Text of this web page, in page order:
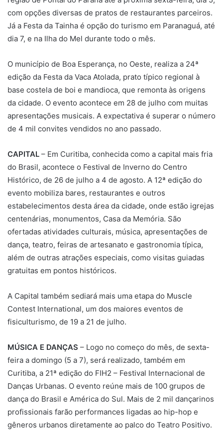
com opções diversas de pratos de restaurantes parceiros.
Já a Festa da Tainha é opção do turismo em Paranaguá, até
dia 7, e na Ilha do Mel durante todo o mês.
O município de Boa Esperança, no Oeste, realiza a 24ª
edição da Festa da Vaca Atolada, prato típico regional à
base costela de boi e mandioca, que remonta às origens
da cidade. O evento acontece em 28 de julho com muitas
apresentações musicais. A expectativa é superar o número
de 4 mil convites vendidos no ano passado.
CAPITAL – Em Curitiba, conhecida como a capital mais fria
do Brasil, acontece o Festival de Inverno do Centro
Histórico, de 26 de julho a 4 de agosto. A 12ª edição do
evento mobiliza bares, restaurantes e outros
estabelecimentos desta área da cidade, onde estão igrejas
centenárias, monumentos, Casa da Memória. São
ofertadas atividades culturais, música, apresentações de
dança, teatro, feiras de artesanato e gastronomia típica,
além de outras atrações especiais, como visitas guiadas
gratuitas em pontos históricos.
A Capital também sediará mais uma etapa do Muscle
Contest International, um dos maiores eventos de
fisiculturismo, de 19 a 21 de julho.
MÚSICA E DANÇAS – Logo no começo do mês, de sexta-
feira a domingo (5 a 7), será realizado, também em
Curitiba, a 21ª edição do FIH2 – Festival Internacional de
Danças Urbanas. O evento reúne mais de 100 grupos de
dança do Brasil e América do Sul. Mais de 2 mil dançarinos
profissionais farão performances ligadas ao hip-hop e
gêneros urbanos diretamente ao palco do Teatro Positivo.